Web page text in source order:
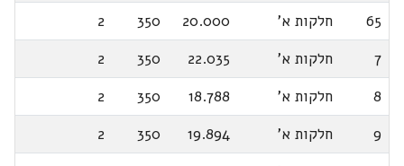
65
חלקות א' 20.000
350
2
7
חלקות א' 22.035
350
2
8
חלקות א' 18.788
350
2
9
חלקות א' 19.894
350
2